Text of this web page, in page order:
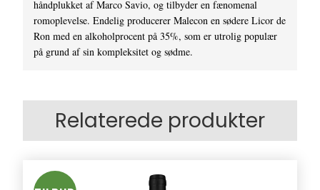
håndplukket af Marco Savio, og tilbyder en fænomenal
romoplevelse. Endelig producerer Malecon en sødere Licor de
Ron med en alkoholprocent på 35%, som er utrolig populær
på grund af sin kompleksitet og sødme.
Relaterede produkter